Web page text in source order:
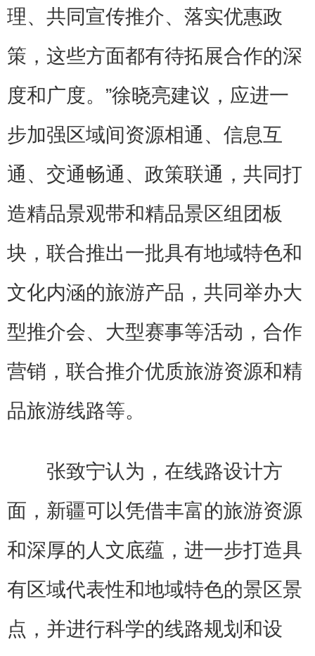
理、共同宣传推介、落实优惠政
策，这些方面都有待拓展合作的深
度和广度。”徐晓亮建议，应进一
步加强区域间资源相通、信息互
通、交通畅通、政策联通，共同打
造精品景观带和精品景区组团板
块，联合推出一批具有地域特色和
文化内涵的旅游产品，共同举办大
型推介会、大型赛事等活动，合作
营销，联合推介优质旅游资源和精
品旅游线路等。
张致宁认为，在线路设计方
面，新疆可以凭借丰富的旅游资源
和深厚的人文底蕴，进一步打造具
有区域代表性和地域特色的景区景
点，并进行科学的线路规划和设